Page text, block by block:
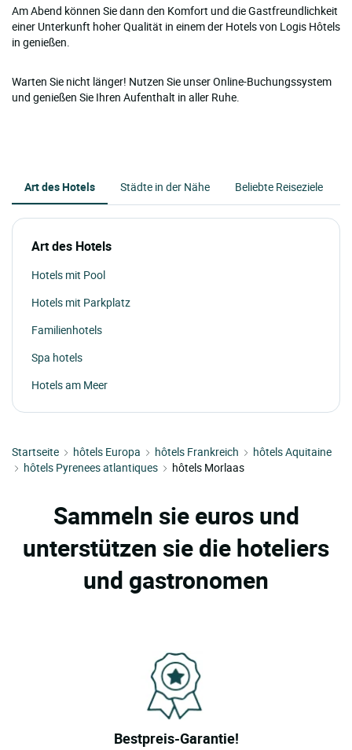
Am Abend können Sie dann den Komfort und die Gastfreundlichkeit
einer Unterkunft hoher Qualität in einem der Hotels von Logis Hôtels
in genießen.
Warten Sie nicht länger! Nutzen Sie unser Online-Buchungssystem
und genießen Sie Ihren Aufenthalt in aller Ruhe.
Art des Hotels Städte in der Nähe Beliebte Reiseziele
Art des Hotels
Hotels mit Pool
Hotels mit Parkplatz
Familienhotels
Spa hotels
Hotels am Meer
Startseite hôtels Europa hôtels Frankreich
hôtels Aquitaine
hôtels Pyrenees atlantiques
hôtels Morlaas
Sammeln sie euros und
unterstützen sie die hoteliers
und gastronomen
Bestpreis-Garantie!